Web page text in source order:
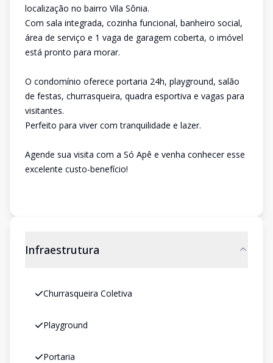
localização no bairro Vila Sônia.
Com sala integrada, cozinha funcional, banheiro social,
área de serviço e 1 vaga de garagem coberta, o imóvel
está pronto para morar.
O condomínio oferece portaria 24h, playground, salão
de festas, churrasqueira, quadra esportiva e vagas para
visitantes.
Perfeito para viver com tranquilidade e lazer.
Agende sua visita com a Só Apê e venha conhecer esse
excelente custo-benefício!
Infraestrutura
Churrasqueira Coletiva
Playground
Portaria